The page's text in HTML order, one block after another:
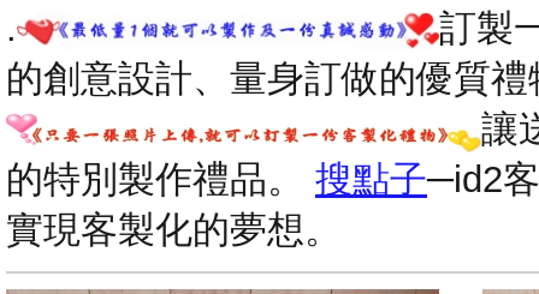
.
訂製
的創意設計、量身訂做的優質禮
讓
的特別製作禮品。 搜點子─id2
實現客製化的夢想。